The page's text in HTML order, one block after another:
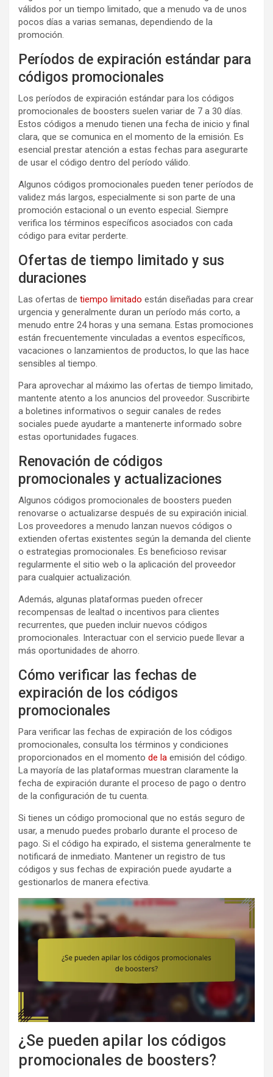
válidos por un tiempo limitado, que a menudo va de unos
pocos días a varias semanas, dependiendo de la
promoción.
Períodos de expiración estándar para
códigos promocionales
Los períodos de expiración estándar para los códigos
promocionales de boosters suelen variar de 7 a 30 días.
Estos códigos a menudo tienen una fecha de inicio y final
clara, que se comunica en el momento de la emisión. Es
esencial prestar atención a estas fechas para asegurarte
de usar el código dentro del período válido.
Algunos códigos promocionales pueden tener períodos de
validez más largos, especialmente si son parte de una
promoción estacional o un evento especial. Siempre
verifica los términos específicos asociados con cada
código para evitar perderte.
Ofertas de tiempo limitado y sus
duraciones
Las ofertas de tiempo limitado están diseñadas para crear
urgencia y generalmente duran un período más corto, a
menudo entre 24 horas y una semana. Estas promociones
están frecuentemente vinculadas a eventos específicos,
vacaciones o lanzamientos de productos, lo que las hace
sensibles al tiempo.
Para aprovechar al máximo las ofertas de tiempo limitado,
mantente atento a los anuncios del proveedor. Suscribirte
a boletines informativos o seguir canales de redes
sociales puede ayudarte a mantenerte informado sobre
estas oportunidades fugaces.
Renovación de códigos
promocionales y actualizaciones
Algunos códigos promocionales de boosters pueden
renovarse o actualizarse después de su expiración inicial.
Los proveedores a menudo lanzan nuevos códigos o
extienden ofertas existentes según la demanda del cliente
o estrategias promocionales. Es beneficioso revisar
regularmente el sitio web o la aplicación del proveedor
para cualquier actualización.
Además, algunas plataformas pueden ofrecer
recompensas de lealtad o incentivos para clientes
recurrentes, que pueden incluir nuevos códigos
promocionales. Interactuar con el servicio puede llevar a
más oportunidades de ahorro.
Cómo verificar las fechas de
expiración de los códigos
promocionales
Para verificar las fechas de expiración de los códigos
promocionales, consulta los términos y condiciones
proporcionados en el momento de la emisión del código.
La mayoría de las plataformas muestran claramente la
fecha de expiración durante el proceso de pago o dentro
de la configuración de tu cuenta.
Si tienes un código promocional que no estás seguro de
usar, a menudo puedes probarlo durante el proceso de
pago. Si el código ha expirado, el sistema generalmente te
notificará de inmediato. Mantener un registro de tus
códigos y sus fechas de expiración puede ayudarte a
gestionarlos de manera efectiva.
¿Se pueden apilar los códigos
promocionales de boosters?